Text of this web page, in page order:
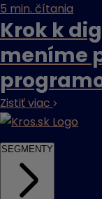
5 min. čítania
Krok k
meníme
Zistiť viac
SEGMENTY